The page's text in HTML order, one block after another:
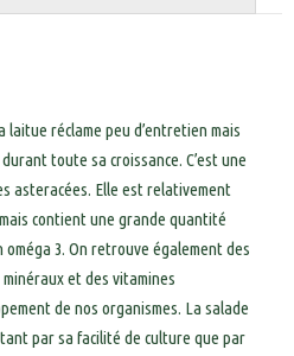
laitue réclame peu d’entretien mais
toute sa croissance. C’est une
asteracées. Elle est relativement
contient une grande quantité
3. On retrouve également des
et des vitamines
de nos organismes. La salade
par sa facilité de culture que par